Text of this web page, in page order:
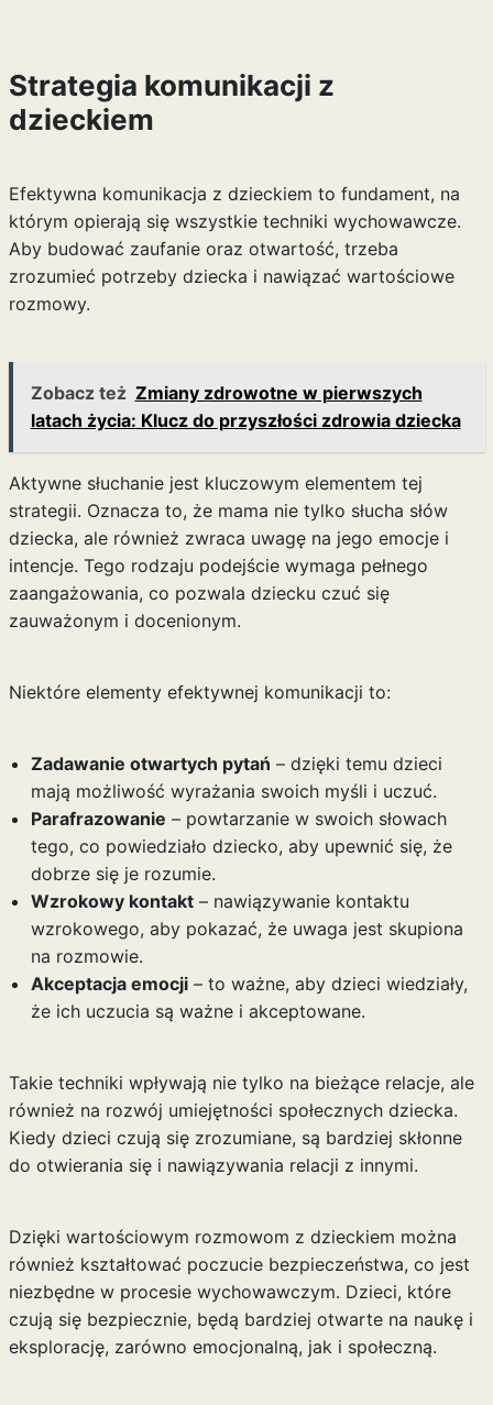
Strategia komunikacji z
dzieckiem
Efektywna komunikacja z dzieckiem to fundament, na
którym opierają się wszystkie techniki wychowawcze.
Aby budować zaufanie oraz otwartość, trzeba
zrozumieć potrzeby dziecka i nawiązać wartościowe
rozmowy.
Zobacz też Zmiany zdrowotne w pierwszych
latach życia: Klucz do przyszłości zdrowia dziecka
Aktywne słuchanie jest kluczowym elementem tej
strategii. Oznacza to, że mama nie tylko słucha słów
dziecka, ale również zwraca uwagę na jego emocje i
intencje. Tego rodzaju podejście wymaga pełnego
zaangażowania, co pozwala dziecku czuć się
zauważonym i docenionym.
Niektóre elementy efektywnej komunikacji to:
Zadawanie otwartych pytań – dzięki temu dzieci
mają możliwość wyrażania swoich myśli i uczuć.
Parafrazowanie – powtarzanie w swoich słowach
tego, co powiedziało dziecko, aby upewnić się, że
dobrze się je rozumie.
Wzrokowy kontakt– nawiązywanie kontaktu
wzrokowego, aby pokazać, że uwaga jest skupiona
na rozmowie.
Akceptacja emocji– to ważne, aby dzieci wiedziały,
że ich uczucia są ważne i akceptowane.
Takie techniki wpływają nie tylko na bieżące relacje, ale
również na rozwój umiejętności społecznych dziecka.
Kiedy dzieci czują się zrozumiane, są bardziej skłonne
do otwierania się i nawiązywania relacji z innymi.
Dzięki wartościowym rozmowom z dzieckiem można
również kształtować poczucie bezpieczeństwa, co jest
niezbędne w procesie wychowawczym. Dzieci, które
czują się bezpiecznie, będą bardziej otwarte na naukę i
eksplorację, zarówno emocjonalną, jak i społeczną.